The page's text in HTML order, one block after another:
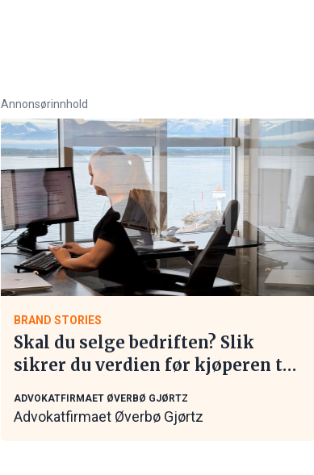
Annonsørinnhold
BRAND STORIES
Skal du selge bedriften? Slik
sikrer du verdien før kjøperen tar
ADVOKATFIRMAET ØVERBØ GJØRTZ
Advokatfirmaet Øverbø Gjørtz